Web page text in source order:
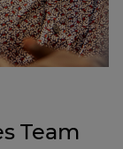
Team